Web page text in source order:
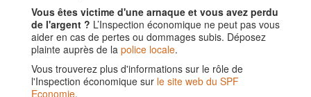
Vous êtes victime d'une arnaque et vous avez perdu
de l'argent ? L’Inspection économique ne peut pas vous
aider en cas de pertes ou dommages subis. Déposez
plainte auprès de la police locale.
Vous trouverez plus d'informations sur le rôle de
l'Inspection économique sur le site web du SPF
Economie.